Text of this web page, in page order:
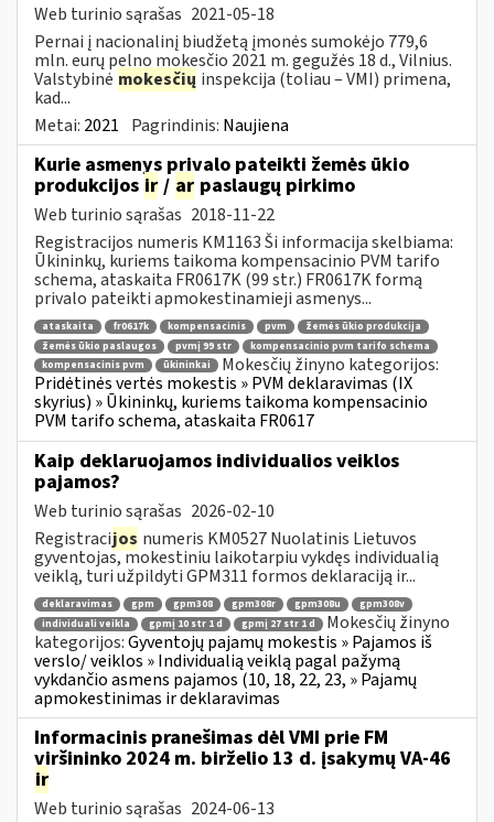
Web turinio sąrašas 2021-05-18
Pernai į nacionalinį biudžetą įmonės sumokėjo 779,6
mln. eurų pelno mokesčio 2021 m. gegužės 18 d., Vilnius.
Valstybinė mokesčių inspekcija (toliau – VMI) primena,
kad...
Metai: 2021 Pagrindinis: Naujiena
Kurie asmenys privalo pateikti žemės ūkio
produkcijos ir / ar paslaugų pirkimo
Web turinio sąrašas 2018-11-22
Registracijos numeris KM1163 Ši informacija skelbiama:
Ūkininkų, kuriems taikoma kompensacinio PVM tarifo
schema, ataskaita FR0617K (99 str.) FR0617K formą
privalo pateikti apmokestinamieji asmenys...
ataskaita fr0617k kompensacinis pvm
žemės ūkio produkcija
žemės ūkio paslaugos
pvmį 99 str
kompensacinio pvm tarifo schema
kompensacinis pvm
ūkininkai
Mokesčių žinyno kategorijos:
Pridėtinės vertės mokestis » PVM deklaravimas (IX
skyrius) » Ūkininkų, kuriems taikoma kompensacinio
PVM tarifo schema, ataskaita FR0617
Kaip deklaruojamos individualios veiklos
pajamos?
Web turinio sąrašas 2026-02-10
Registracijos numeris KM0527 Nuolatinis Lietuvos
gyventojas, mokestiniu laikotarpiu vykdęs individualią
veiklą, turi užpildyti GPM311 formos deklaraciją ir...
deklaravimas gpm gpm308 gpm308r gpm308u
gpm308v
individuali veikla
gpmį 10 str 1 d gpmį 27 str 1 d
Mokesčių žinyno
kategorijos:Gyventojų pajamų mokestis » Pajamos iš
verslo/ veiklos » Individualią veiklą pagal pažymą
vykdančio asmens pajamos (10, 18, 22, 23, » Pajamų
apmokestinimas ir deklaravimas
Informacinis pranešimas dėl VMI prie FM
viršininko 2024 m. birželio 13 d. įsakymų VA-46
ir
Web turinio sąrašas 2024-06-13